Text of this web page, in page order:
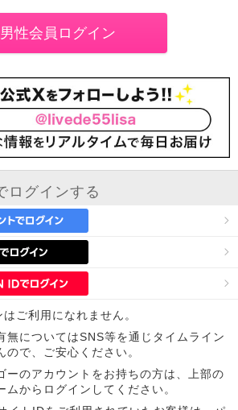
ログインする
ご利用になれません。
無についてはSNS等を通じタイムライン
で、ご安心ください。
ーのアカウントをお持ちの方は、上部の
ムからログインしてください。